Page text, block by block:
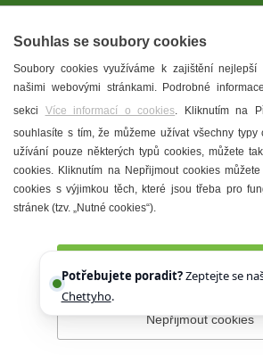
T. G. Masaryk
Mandloně
Ubytování
Restaurace
Městské muzeum a
Denní meníčka
Prohlášení o přístupnosti Správce webu
Souhlas se soubory cookies
Soubory cookies využíváme k zajištění nejlepší
našimi webovými stránkami. Podrobné
sekci Více informací o cookies. Kliknutím na
souhlasíte s tím, že můžeme užívat všechny typy
užívání pouze některých typů cookies, můžete
cookies. Kliknutím na Nepřijmout cookies
cookies s výjimkou těch, které jsou třeba pro
stránek (tzv. „Nutné cookies“).
Nepřijmout cookies
Potřebujete poradit?Zeptejte se
Chettyho.